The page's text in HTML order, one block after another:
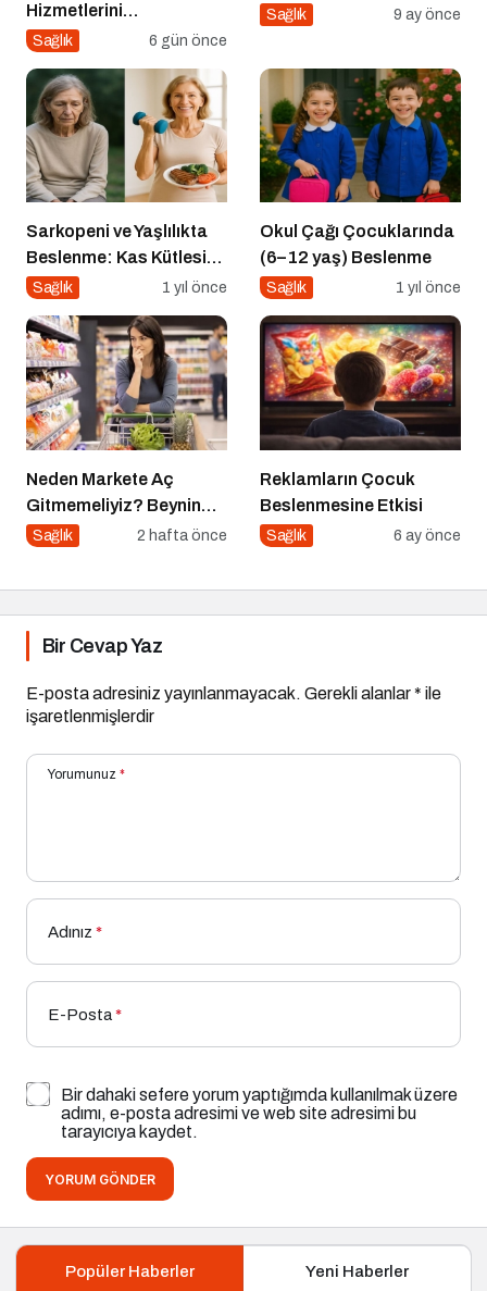
Hizmetlerini
Dönüştürüyor
Sağlık 6 gün önce
Sağlık 9 ay önce
Sarkopeni ve Yaşlılıkta
Beslenme: Kas Kütlesi
Nasıl Korunur?
Sağlık 1 yıl önce
Okul Çağı Çocuklarında
(6–12 yaş) Beslenme
Sağlık 1 yıl önce
Neden Markete Aç
Gitmemeliyiz? Beynin
Satın Alma Psikolojisi
Sağlık 2 hafta önce
Reklamların Çocuk
Beslenmesine Etkisi
Sağlık 6 ay önce
Bir Cevap Yaz
E-posta adresiniz yayınlanmayacak. Gerekli alanlar* ile
işaretlenmişlerdir
Yorumunuz *
Adınız *
E-Posta*
Bir dahaki sefere yorum yaptığımda kullanılmak üzere
adımı, e-posta adresimi ve web site adresimi bu
tarayıcıya kaydet.
YORUM GÖNDER
Popüler Haberler Yeni Haberler